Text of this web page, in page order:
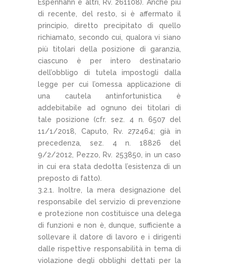
Espenhahn e altri, Rv. 261108). Anche più
di recente, del resto, si è affermato il
principio, diretto precipitato di quello
richiamato, secondo cui, qualora vi siano
più titolari della posizione di garanzia,
ciascuno è per intero destinatario
dell’obbligo di tutela impostogli dalla
legge per cui l’omessa applicazione di
una cautela antinfortunistica è
addebitabile ad ognuno dei titolari di
tale posizione (cfr. sez. 4 n. 6507 del
11/1/2018, Caputo, Rv. 272464; già in
precedenza, sez. 4 n. 18826 del
9/2/2012, Pezzo, Rv. 253850, in un caso
in cui era stata dedotta l’esistenza di un
preposto di fatto).
3.2.1. Inoltre, la mera designazione del
responsabile del servizio di prevenzione
e protezione non costituisce una delega
di funzioni e non è, dunque, sufficiente a
sollevare il datore di lavoro e i dirigenti
dalle rispettive responsabilità in tema di
violazione degli obblighi dettati per la